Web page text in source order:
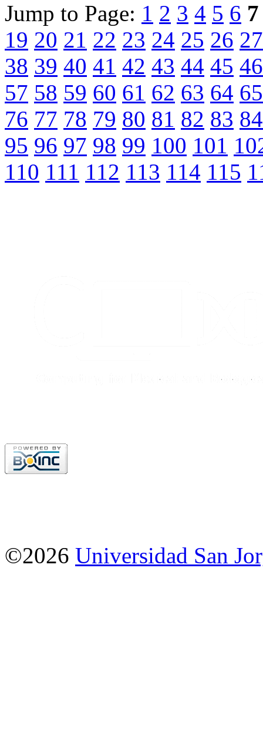
Jump to Page: 1 2 3 4 5 6 7
19 20 21 22 23 24 25 26 27
38 39 40 41 42 43 44 45 46
57 58 59 60 61 62 63 64 65
76 77 78 79 80 81 82 83 84
95 96 97 98 99 100 101
110 111 112 113 114 115
©2026 Universidad San